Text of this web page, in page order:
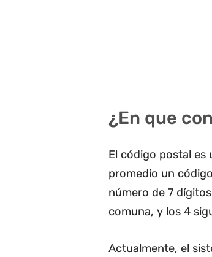
¿En que
El código postal es
promedio un
número de 7
comuna, y los 4
Actualmente, el